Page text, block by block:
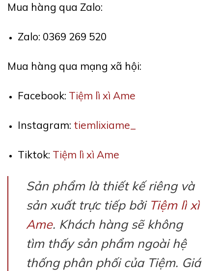
Mua hàng qua Zalo:
Zalo: 0369 269 520
Mua hàng qua mạng xã hội:
Facebook: Tiệm lì xì Ame
Instagram: tiemlixiame_
Tiktok: Tiệm lì xì Ame
Sản phẩm là thiết kế riêng và
sản xuất trực tiếp bởi Tiệm lì xì
Ame. Khách hàng sẽ không
tìm thấy sản phẩm ngoài hệ
thống phân phối của Tiệm. Giá